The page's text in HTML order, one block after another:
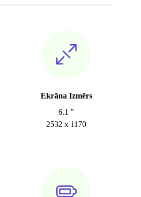
Ekrāna Izmērs
6.1 "
2532 x 1170